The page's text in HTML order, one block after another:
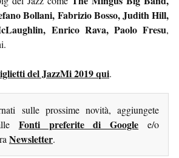
Bollani, Fabrizio Bosso, Judith Hill,
Enrico Rava, Paolo Fresu,
del JazzMi 2019 qui.
sulle prossime novità, aggiungete
Fonti preferite di Google e/o
Newsletter.